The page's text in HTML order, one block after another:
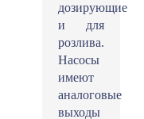
дозирующие
и для
розлива.
Насосы
имеют
аналоговые
выходы